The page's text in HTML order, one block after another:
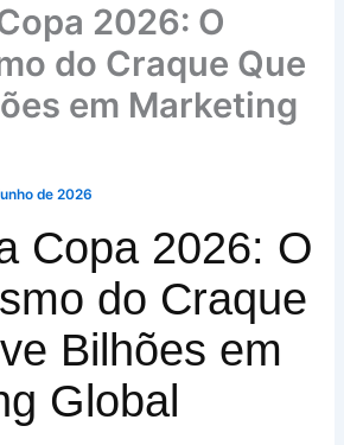
2026: O
do Craque Que
em Marketing
de 2026
Copa 2026: O
do Craque
Bilhões em
Global